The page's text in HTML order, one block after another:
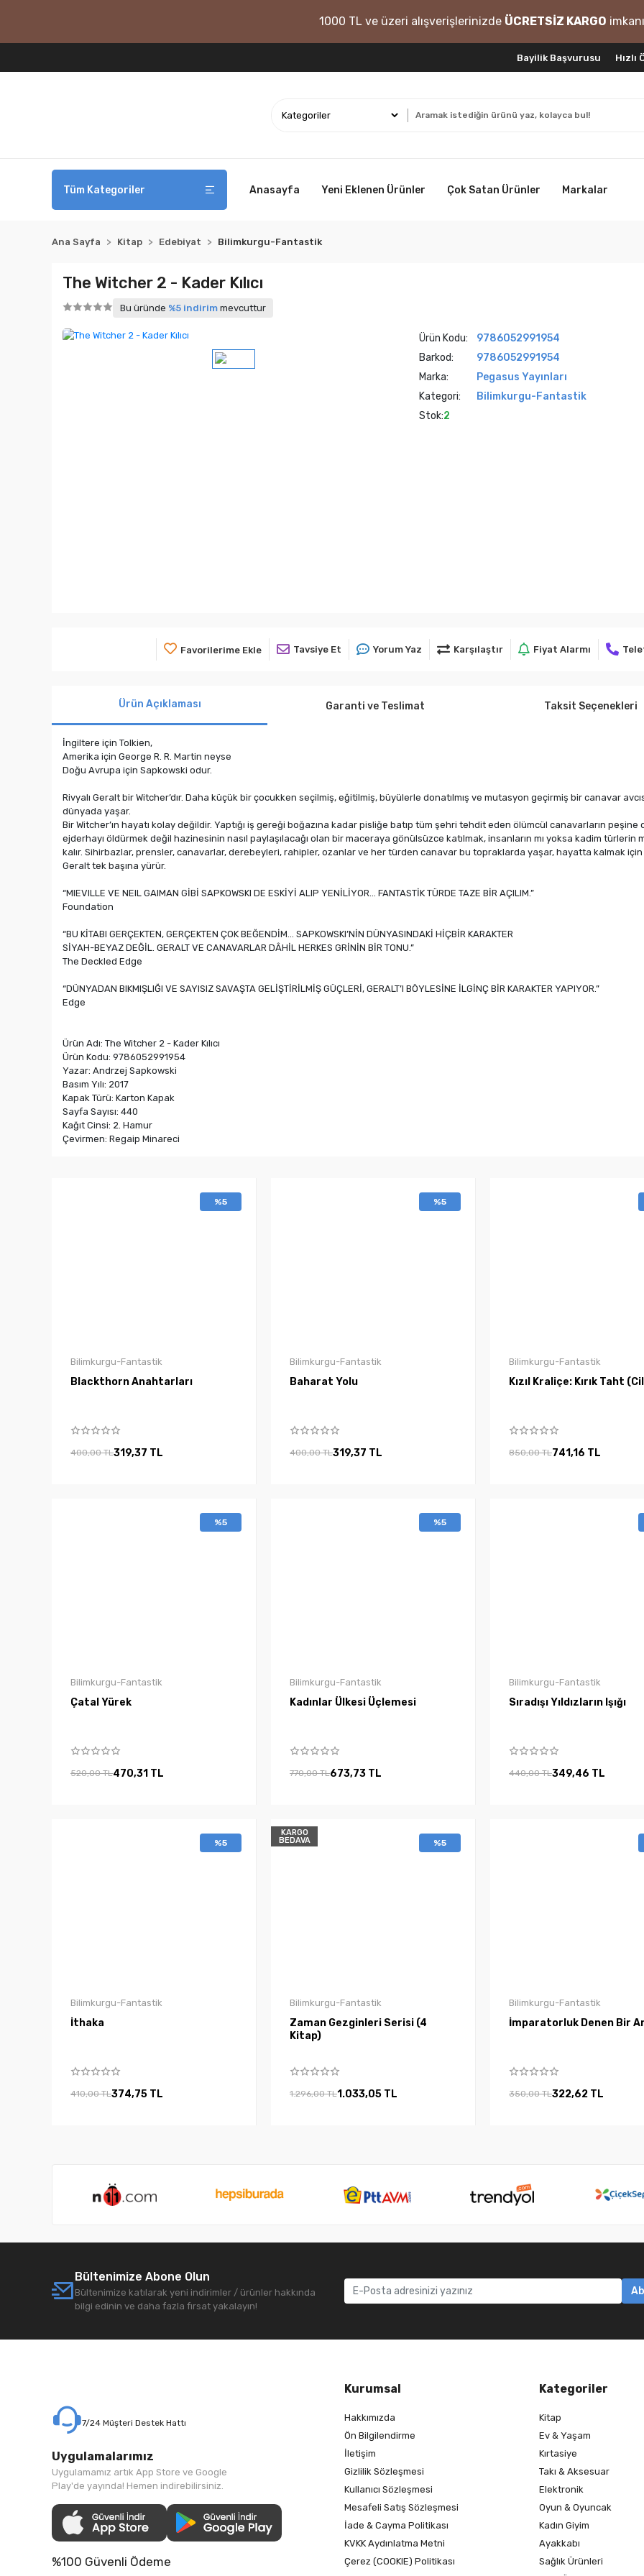
1000 TL ve üzeri alışverişlerinizde ÜCRETSİZ KARGO
Bayilik Başvurusu Hızlı
Tüm Kategoriler Anasayfa Yeni Eklenen Ürünler Çok Satan Ürünler Markalar
Ana Sayfa Kitap Edebiyat Bilimkurgu-Fantastik
The Witcher 2 - Kader Kılıcı
Bu üründe %5 indirim mevcuttur
Ürün Kodu:
9786052991954
Barkod:
9786052991954
Marka:
Pegasus Yayınları
Kategori:
Bilimkurgu-Fantastik
Stok:2
Favorilerime Ekle Tavsiye Et Yorum Yaz Karşılaştır Fiyat Alarmı
Ürün Açıklaması Garanti ve Teslimat Taksit Seçenekleri
İngiltere için Tolkien,
Amerika için George R. R. Martin neyse
Doğu Avrupa için Sapkowski odur.
Rivyalı Geralt bir Witcher’dır. Daha küçük bir çocukken seçilmiş, eğitilmiş, büyülerle donatılmış ve mutasyon geçirmiş bir canavar
dünyada yaşar.
Bir Witcher’ın hayatı kolay değildir. Yaptığı iş gereği boğazına kadar pisliğe batıp tüm şehri tehdit eden ölümcül canavarların peşine
ejderhayı öldürmek değil hazinesinin nasıl paylaşılacağı olan bir maceraya gönülsüzce katılmak, insanların mı yoksa kadim
kalır. Sihirbazlar, prensler, canavarlar, derebeyleri, rahipler, ozanlar ve her türden canavar bu topraklarda yaşar, hayatta kalmak için
Geralt tek başına yürür.
“MIEVILLE VE NEIL GAIMAN GİBİ SAPKOWSKI DE ESKİYİ ALIP YENİLİYOR… FANTASTİK TÜRDE TAZE BİR AÇILIM.”
Foundation
“BU KİTABI GERÇEKTEN, GERÇEKTEN ÇOK BEĞENDİM... SAPKOWSKI’NİN DÜNYASINDAKİ HİÇBİR KARAKTER
SİYAH-BEYAZ DEĞİL. GERALT VE CANAVARLAR DÂHİL HERKES GRİNİN BİR TONU.”
The Deckled Edge
“DÜNYADAN BIKMIŞLIĞI VE SAYISIZ SAVAŞTA GELİŞTİRİLMİŞ GÜÇLERİ, GERALT’I BÖYLESİNE İLGİNÇ BİR KARAKTER YAPIYOR.”
Edge
Ürün Adı: The Witcher 2 - Kader Kılıcı
Ürün Kodu: 9786052991954
Yazar: Andrzej Sapkowski
Basım Yılı: 2017
Kapak Türü: Karton Kapak
Sayfa Sayısı: 440
Kağıt Cinsi: 2. Hamur
Çevirmen: Regaip Minareci
%5
Bilimkurgu-Fantastik
Blackthorn Anahtarları
400,00 TL319,37 TL
%5
Bilimkurgu-Fantastik
Baharat Yolu
400,00 TL319,37 TL
Bilimkurgu-Fantastik
Kızıl Kraliçe: Kırık Taht
850,00 TL741,16 TL
%5
Bilimkurgu-Fantastik
Çatal Yürek
520,00 TL470,31 TL
%5
Bilimkurgu-Fantastik
Kadınlar Ülkesi Üçlemesi
770,00 TL673,73 TL
Bilimkurgu-Fantastik
Sıradışı Yıldızların Işığı
440,00 TL349,46 TL
%5
Bilimkurgu-Fantastik
İthaka
410,00 TL374,75 TL
KARGO
BEDAVA
%5
Bilimkurgu-Fantastik
Zaman Gezginleri Serisi (4
Kitap)
1.296,00 TL1.033,05 TL
Bilimkurgu-Fantastik
İmparatorluk Denen Bir
350,00 TL322,62 TL
Bültenimize Abone Olun
Bültenimize katılarak yeni indirimler / ürünler hakkında
bilgi edinin ve daha fazla fırsat yakalayın!
7/24 Müşteri Destek Hattı
Uygulamalarımız
Uygulamamız artık App Store ve Google
Play'de yayında! Hemen indirebilirsiniz.
%100 Güvenli Ödeme
Kurumsal
Hakkımızda
Ön Bilgilendirme
İletişim
Gizlilik Sözleşmesi
Kullanıcı Sözleşmesi
Mesafeli Satış Sözleşmesi
İade & Cayma Politikası
KVKK Aydınlatma Metni
Çerez (COOKIE) Politikası
Kategoriler
Kitap
Ev & Yaşam
Kırtasiye
Takı & Aksesuar
Elektronik
Oyun & Oyuncak
Kadın Giyim
Ayakkabı
Sağlık Ürünleri